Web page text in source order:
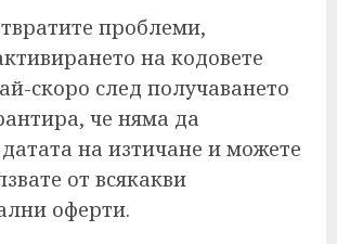
проблеми,
на кодовете
скоро след получаването
че няма да
на изтичане и можете
от всякакви
оферти.